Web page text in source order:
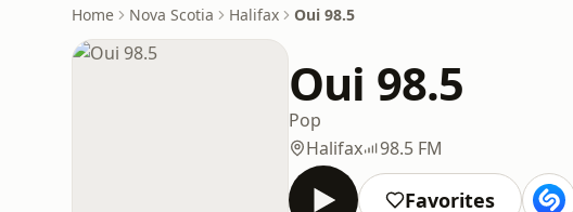
Home Nova Scotia Halifax Oui 98.5
Oui 98.5
Pop
Halifax
98.5 FM
Favorites